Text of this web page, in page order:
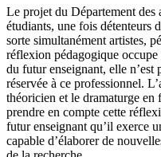
Le projet du Département des
étudiants, une fois détenteurs
sorte simultanément artistes,
réflexion pédagogique
du futur enseignant, elle n’est
réservée à ce professionnel.
théoricien et le dramaturge en
prendre en compte cette
futur enseignant qu’il exerce
capable d’élaborer de